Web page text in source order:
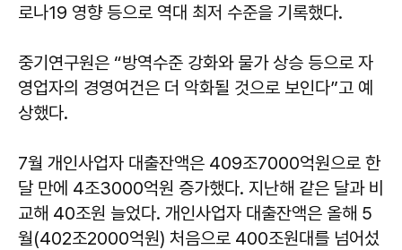
로나19 영향 등으로 역대 최저 수준을 기록했다.
중기연구원은 “방역수준 강화와 물가 상승 등으로 자
영업자의 경영여건은 더 악화될 것으로 보인다”고 예
상했다.
7월 개인사업자 대출잔액은 409조7000억원으로 한
달 만에 4조3000억원 증가했다. 지난해 같은 달과 비
교해 40조원 늘었다. 개인사업자 대출잔액은 올해 5
월(402조2000억원) 처음으로 400조원대를 넘어섰